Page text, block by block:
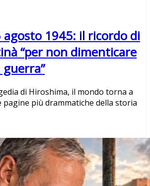
agosto 1945: il ricordo di
“per non dimenticare
guerra”
di Hiroshima, il mondo torna a
pagine più drammatiche della storia